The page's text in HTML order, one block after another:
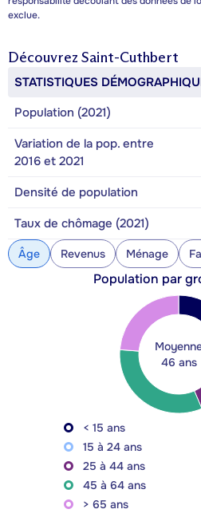
exclue.
Découvrez Saint-Cuthbert
STATISTIQUES
Population (2021)
Variation de la pop. entre
2016 et 2021
Densité de population
Taux de chômage (2021)
Âge Revenus Ménage
Population par
46 ans
< 15 ans
15 à 24 ans
25 à 44 ans
45 à 64 ans
> 65 ans